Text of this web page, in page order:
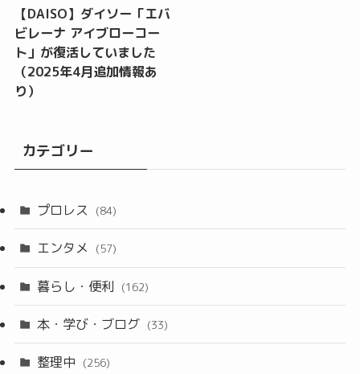
【DAISO】ダイソー「エバ
ビレーナ アイブローコー
ト」が復活していました
（2025年4月追加情報あ
り）
カテゴリー
プロレス (84)
エンタメ (57)
暮らし・便利 (162)
本・学び・ブログ (33)
整理中 (256)